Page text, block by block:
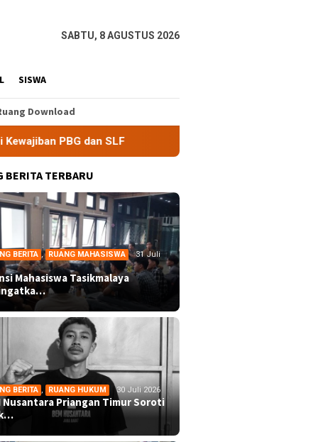
SABTU, 8 AGUSTUS 2026
SISWA
Download
SLF BEM Nusantara Priangan Timur Soroti
BERITA TERBARU
BERITA , RUANG MAHASISWA
31 Juli
Mahasiswa Tasikmalaya
BERITA , RUANG HUKUM 30 Juli 2026
Nusantara Priangan Timur Soroti